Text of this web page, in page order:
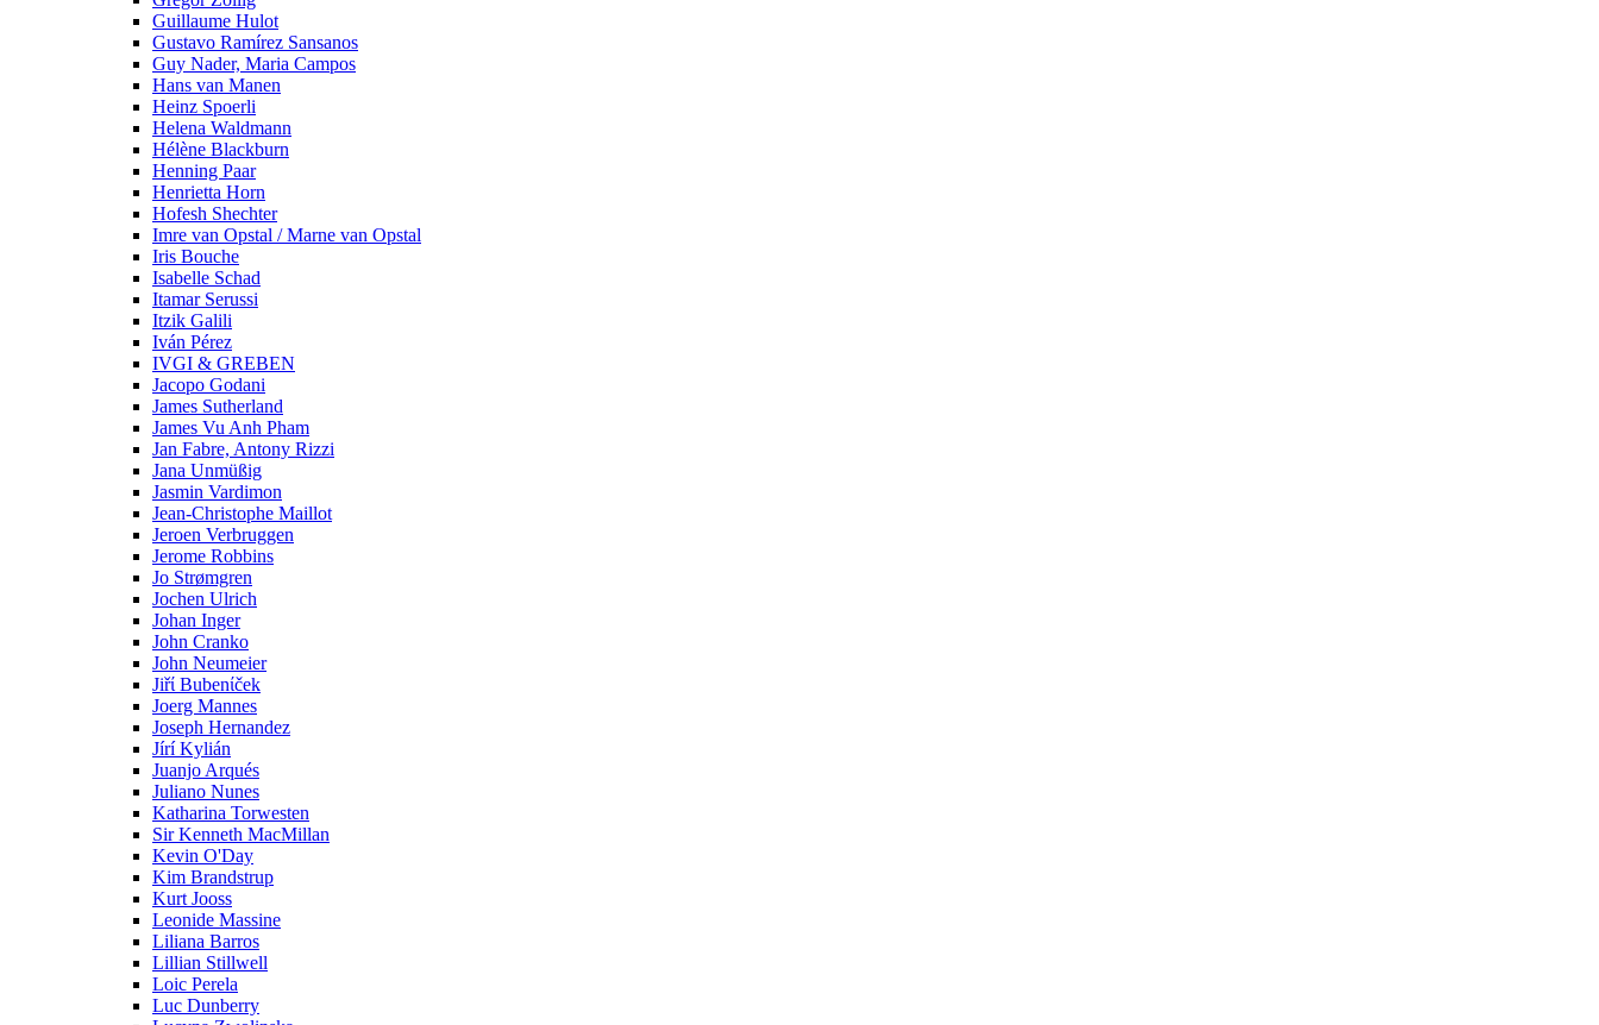
Guillaume Hulot
Gustavo Ramírez Sansanos
Guy Nader, Maria Campos
Hans van Manen
Heinz Spoerli
Helena Waldmann
Hélène Blackburn
Henning Paar
Henrietta Horn
Hofesh Shechter
Imre van Opstal / Marne van Opstal
Iris Bouche
Isabelle Schad
Itamar Serussi
Itzik Galili
Iván Pérez
IVGI & GREBEN
Jacopo Godani
James Sutherland
James Vu Anh Pham
Jan Fabre, Antony Rizzi
Jana Unmüßig
Jasmin Vardimon
Jean-Christophe Maillot
Jeroen Verbruggen
Jerome Robbins
Jo Strømgren
Jochen Ulrich
Johan Inger
John Cranko
John Neumeier
Jiřί Bubenίček
Joerg Mannes
Joseph Hernandez
Jírí Kylián
Juanjo Arqués
Juliano Nunes
Katharina Torwesten
Sir Kenneth MacMillan
Kevin O'Day
Kim Brandstrup
Kurt Jooss
Leonide Massine
Liliana Barros
Lillian Stillwell
Loic Perela
Luc Dunberry